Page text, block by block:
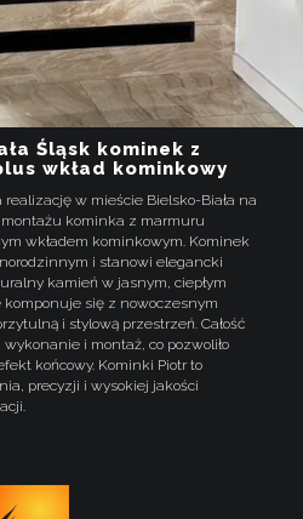
Śląsk kominek z
wkład kominkowy
realizację w mieście Bielsko-Biała na
kominka z marmuru
wkładem kominkowym. Kominek
i stanowi elegancki
kamień w jasnym, ciepłym
się z nowoczesnym
i stylową przestrzeń. Całość
i montaż, co pozwoliło
końcowy. Kominki Piotr to
precyzji i wysokiej jakości